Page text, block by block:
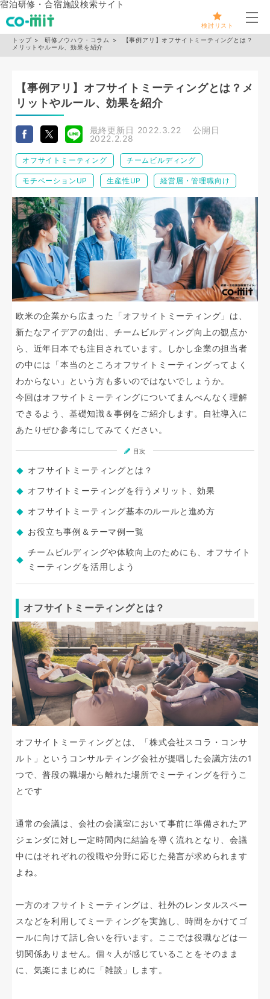
宿泊研修・合宿施設検索サイト
検討リスト
メ
トップ 研修ノウハウ・コラム
【事例アリ】オフサイトミーティングとは？
メリットやルール、効果を紹介
【事例アリ】オフサイトミーティングとは？メ
リットやルール、効果を紹介
最終更新日 2022.3.22
公開日
2022.2.28
オフサイトミーティング チームビルディング
モチベーションUP 生産性UP 経営層・管理職向け
欧米の企業から広まった「オフサイトミーティング」は、
新たなアイデアの創出、チームビルディング向上の観点か
ら、近年日本でも注目されています。しかし企業の担当者
の中には「本当のところオフサイトミーティングってよく
わからない」という方も多いのではないでしょうか。
今回はオフサイトミーティングについてまんべんなく理解
できるよう、基礎知識＆事例をご紹介します。自社導入に
あたりぜひ参考にしてみてください。
目次
オフサイトミーティングとは？
オフサイトミーティングを行うメリット、効果
オフサイトミーティング基本のルールと進め方
お役立ち事例＆テーマ例一覧
チームビルディングや体験向上のためにも、オフサイト
ミーティングを活用しよう
オフサイトミーティングとは？
オフサイトミーティングとは、「株式会社スコラ・コンサ
ルト」というコンサルティング会社が提唱した会議方法の1
つで、普段の職場から離れた場所でミーティングを行うこ
とです
通常の会議は、会社の会議室において事前に準備されたア
ジェンダに対し一定時間内に結論を導く流れとなり、会議
中にはそれぞれの役職や分野に応じた発言が求められます
よね。
一方のオフサイトミーティングは、社外のレンタルスペー
スなどを利用してミーティングを実施し、時間をかけてゴ
ールに向けて話し合いを行います。ここでは役職などは一
切関係ありません。個々人が感じていることをそのまま
に、気楽にまじめに「雑談」します。